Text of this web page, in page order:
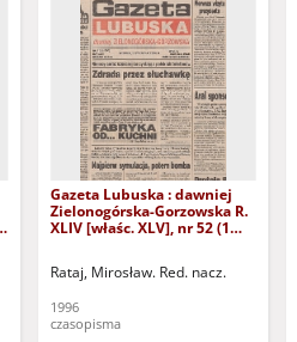
Gazeta Lubuska : dawniej
Zielonogórska-Gorzowska R.
XLIV [właśc. XLV], nr 52 (1
Rataj, Mirosław. Red. nacz.
1996
czasopisma